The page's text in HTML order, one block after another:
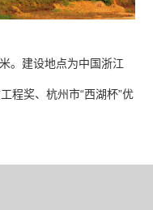
。建设地点为中国浙江
程奖、杭州市“西湖杯”优